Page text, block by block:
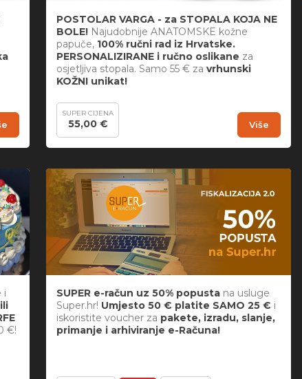
POSTOLAR VARGA - za STOPALA KOJA NE
BOLE! Najudobnije ANATOMSKE kožne
papuče, 100% ručni rad iz Hrvatske.
PERSONALIZIRANE i ručno oslikane za
osjetljiva stopala. Samo 55 € za vrhunski
KOŽNI unikat!
SUPER CIJENA
55,00 € Više
i
€!
SUPER e-račun uz 50% popusta na usluge
Super.hr! Umjesto 50 € platite SAMO 25 € i
iskoristite voucher za pakete, izradu, slanje,
primanje i arhiviranje e-Računa!